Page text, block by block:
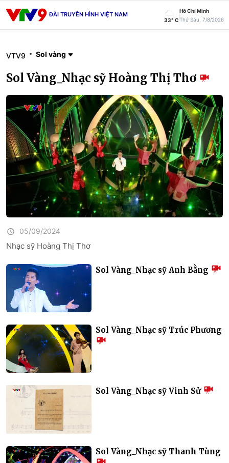
ĐÀI TRUYỀN HÌNH VIỆT NAM
33° C
Hồ Chí Minh
Thứ Sáu, 7/8/2026
VTV9 Sol vàng
Sol Vàng_Nhạc sỹ Hoàng Thị Thơ
05/09/2024
Nhạc sỹ Hoàng Thị Thơ
Sol Vàng_Nhạc sỹ Anh Bằng
Sol Vàng_Nhạc sỹ Trúc Phương
Sol Vàng_Nhạc sỹ Vinh Sử
Sol Vàng_Nhạc sỹ Thanh Tùng